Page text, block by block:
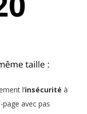
l’insécurité à
avec pas